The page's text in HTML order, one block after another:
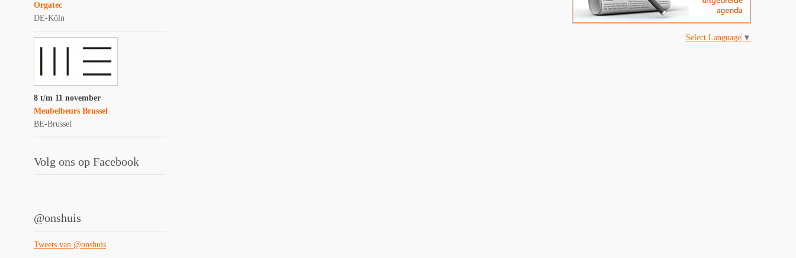
Orgatec
DE-Köln
8 t/m 11 november
Meubelbeurs Brussel
BE-Brussel
Volg ons op Facebook
@onshuis
Tweets van @onshuis
Select Language ▼